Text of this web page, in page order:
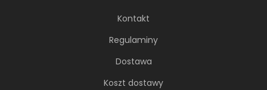
Kontakt
Regulaminy
Dostawa
Koszt dostawy